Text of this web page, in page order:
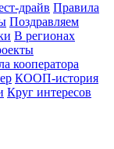
драйв Правила
Поздравляем
В регионах
кооператора
КООП-история
Круг интересов